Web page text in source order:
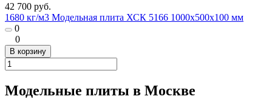
42 700 руб.
1680 кг/м3 Модельная плита ХСК 5166 1000х500х100 мм
0
0
В корзину
Модельные плиты в Москве